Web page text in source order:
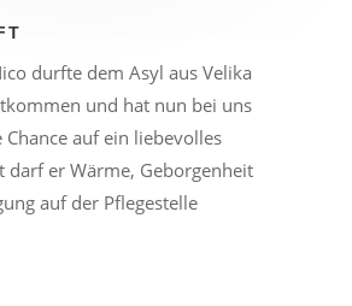
durfte dem Asyl aus Velika
und hat nun bei uns
Chance auf ein liebevolles
darf er Wärme, Geborgenheit
auf der Pflegestelle